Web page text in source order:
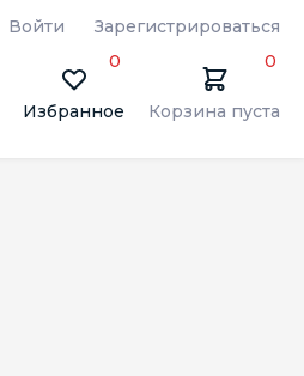
Войти Зарегистрироваться
Избранное
0
Корзина пуста
0